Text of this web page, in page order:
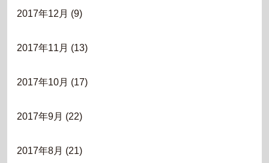
2017年12月 (9)
2017年11月 (13)
2017年10月 (17)
2017年9月 (22)
2017年8月 (21)